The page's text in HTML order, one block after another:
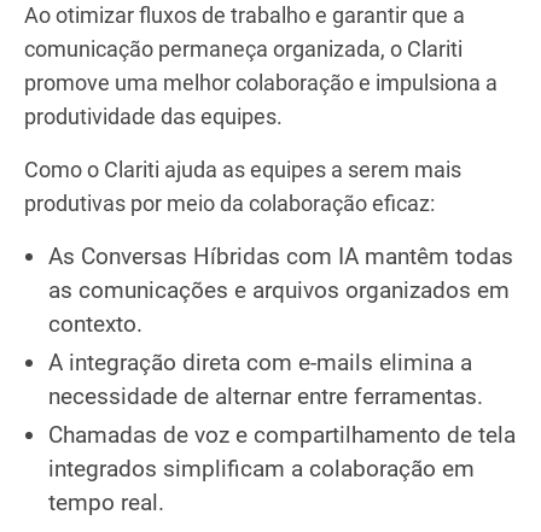
Ao otimizar fluxos de trabalho e garantir que a
comunicação permaneça organizada, o Clariti
promove uma melhor colaboração e impulsiona a
produtividade das equipes.
Como o Clariti ajuda as equipes a serem mais
produtivas por meio da colaboração eficaz:
As Conversas Híbridas com IA mantêm todas
as comunicações e arquivos organizados em
contexto.
A integração direta com e-mails elimina a
necessidade de alternar entre ferramentas.
Chamadas de voz e compartilhamento de tela
integrados simplificam a colaboração em
tempo real.